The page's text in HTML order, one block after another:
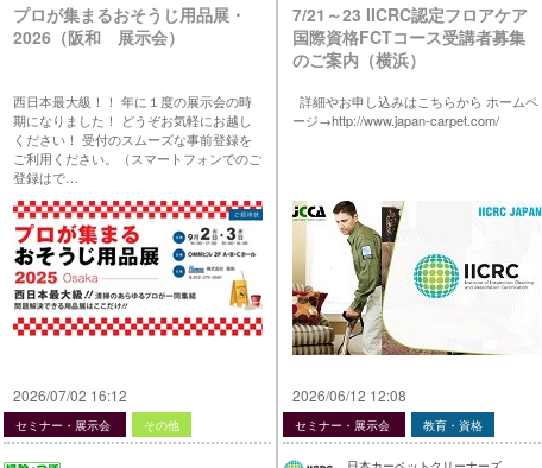
プロが集まるおそうじ用品展・
2026（阪和 展示会）
西日本最大級！！ 年に１度の展示会の時
期になりました！ どうぞお気軽にお越し
ください！ 受付のスムーズな事前登録を
ご利用ください。（スマートフォンでのご
登録はで…
2026/07/02 16:12
セミナー・展示会 その他
7/21～23 IICRC認定フロアケア
国際資格FCTコース受講者募集
のご案内（横浜）
詳細やお申し込みはこちらから ホームペ
ージ→http://www.japan-carpet.com/
2026/06/12 12:08
セミナー・展示会 教育・資格